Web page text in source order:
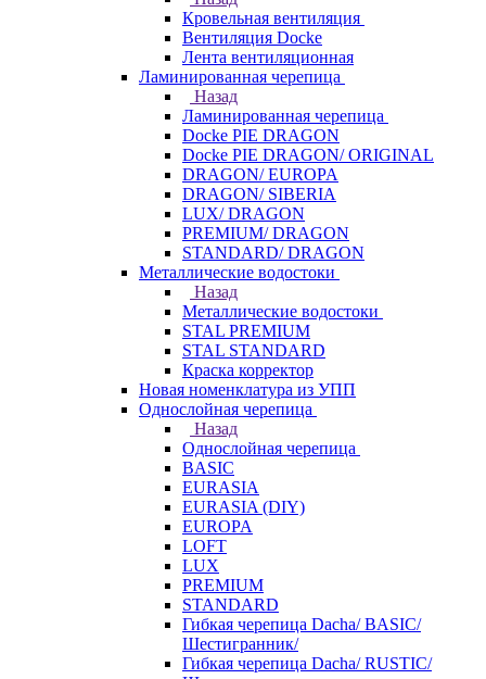
Кровельная вентиляция
Вентиляция Docke
Лента вентиляционная
Ламинированная черепица
Назад
Ламинированная черепица
Docke PIE DRAGON
Docke PIE DRAGON/ ORIGINAL
DRAGON/ EUROPA
DRAGON/ SIBERIA
LUX/ DRAGON
PREMIUM/ DRAGON
STANDARD/ DRAGON
Металлические водостоки
Назад
Металлические водостоки
STAL PREMIUM
STAL STANDARD
Краска корректор
Новая номенклатура из УПП
Однослойная черепица
Назад
Однослойная черепица
BASIC
EURASIA
EURASIA (DIY)
EUROPA
LOFT
LUX
PREMIUM
STANDARD
Гибкая черепица Dacha/ BASIC/
Шестигранник/
Гибкая черепица Dacha/ RUSTIC/